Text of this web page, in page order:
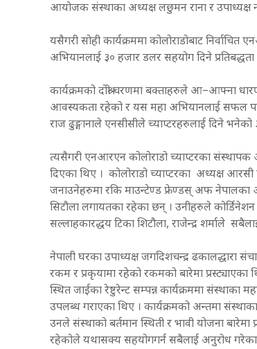
आयोजक संस्थाका अध्यक्ष लछुमन राना र उपाध्यक्ष
यसैगरी सोही कार्यक्रममा कोलोराडोबाट
अभियानलाई ३० हजार डलर सहयोग दिने
कार्यक्रमको दोश्रो चरणमा बक्ताहरुले आ–आफ्ना
आवस्यकता रहेको र यस महा अभियानलाई सफल
राज ढुङ्गानाले एनसीसीले च्याप्टरहरुलाई दिने
त्यसैगरी एनआरएन कोलोराडो च्याप्टरका
दिएका थिए । कोलोराडो च्याप्टरका अध्यक्ष
जनाउनेहरुमा रकि माउन्टेण्ड फ्रेण्डस् अफ नेपालका
सिटौला लगायतका रहेका छन् । उनीहरुले
सल्लाहकारद्धय टिका शिटौला, राजेन्द्र शर्माले
नेपाली घरका उपाध्यक्ष जगदिशचन्द्र ढकालद्धारा
रकम र प्रकृयामा रहेको रकमको बारेमा
स्थित जाईका रेष्टुरेन्ट सम्पन्न कार्यक्रममा
उपलब्ध गराएका थिए । कार्यक्रमको अन्तमा
उनले संस्थाको बर्तमान स्थिती र भावी योजना
रहेकोले यथासक्य सहयोगगर्न सबैलाई अनुरोध गरेका